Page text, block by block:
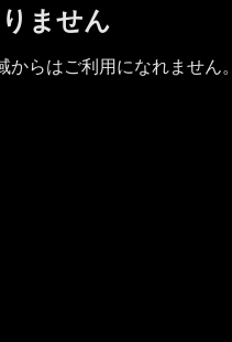
ません
らはご利用になれません。